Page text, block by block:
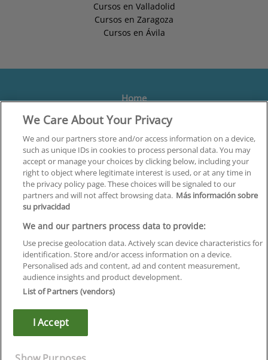
Cursos en Valladolid
Cursos en Zaragoza
Cursos en Ávila
Home
Formación
Centros
Orientación
Quiénes somos
Contacta
Aviso Legal
Política de Privacidad
Política de Cookies
Canal Ético
Infoempleo
We Care About Your Privacy
We and our partners store and/or access information on a device,
such as unique IDs in cookies to process personal data. You may
accept or manage your choices by clicking below, including your
right to object where legitimate interest is used, or at any time in
the privacy policy page. These choices will be signaled to our
partners and will not affect browsing data. Más información sobre
su privacidad
We and our partners process data to provide:
Use precise geolocation data. Actively scan device characteristics for
identification. Store and/or access information on a device.
Personalised ads and content, ad and content measurement,
audience insights and product development.
List of Partners (vendors)
I Accept